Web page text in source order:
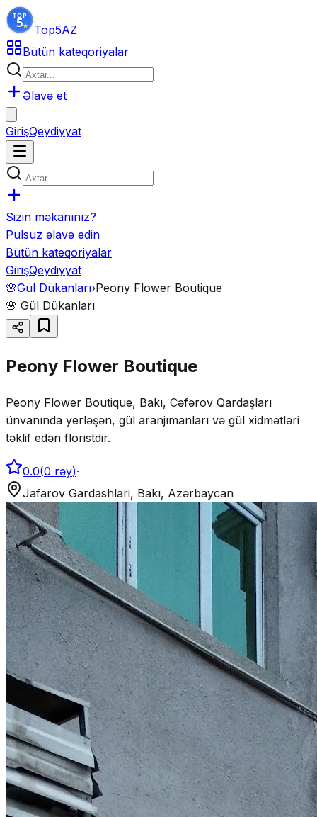
Top5AZ
Bütün kateqoriyalar
Əlavə et
GirişQeydiyyat
Sizin məkanınız?
Pulsuz əlavə edin
Bütün kateqoriyalar
GirişQeydiyyat
🌸Gül Dükanları›Peony Flower Boutique
🌸 Gül Dükanları
Peony Flower Boutique
Peony Flower Boutique, Bakı, Cəfərov Qardaşları
ünvanında yerləşən, gül aranjımanları və gül xidmətləri
təklif edən floristdir.
0.0(0 rəy)·
Jafarov Gardashlari, Bakı, Azərbaycan